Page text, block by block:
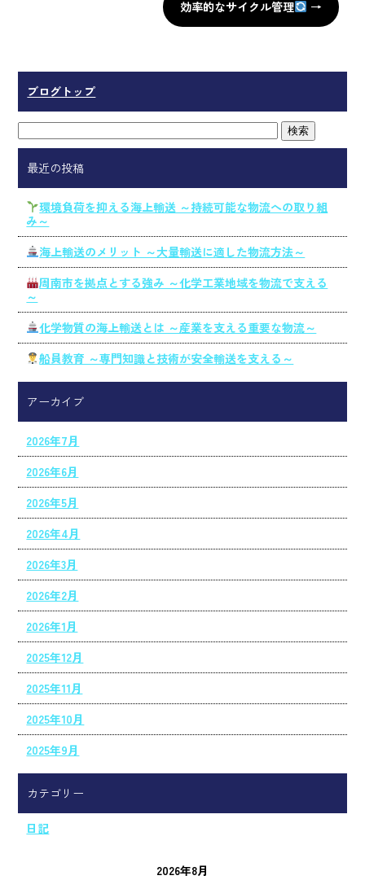
効率的なサイクル管理 →
ブログトップ
最近の投稿
環境負荷を抑える海上輸送 ～持続可能な物流への取り組
み～
海上輸送のメリット ～大量輸送に適した物流方法～
周南市を拠点とする強み ～化学工業地域を物流で支える
～
化学物質の海上輸送とは ～産業を支える重要な物流～
船員教育 ～専門知識と技術が安全輸送を支える～
アーカイブ
2026年7月
2026年6月
2026年5月
2026年4月
2026年3月
2026年2月
2026年1月
2025年12月
2025年11月
2025年10月
2025年9月
カテゴリー
日記
2026年8月